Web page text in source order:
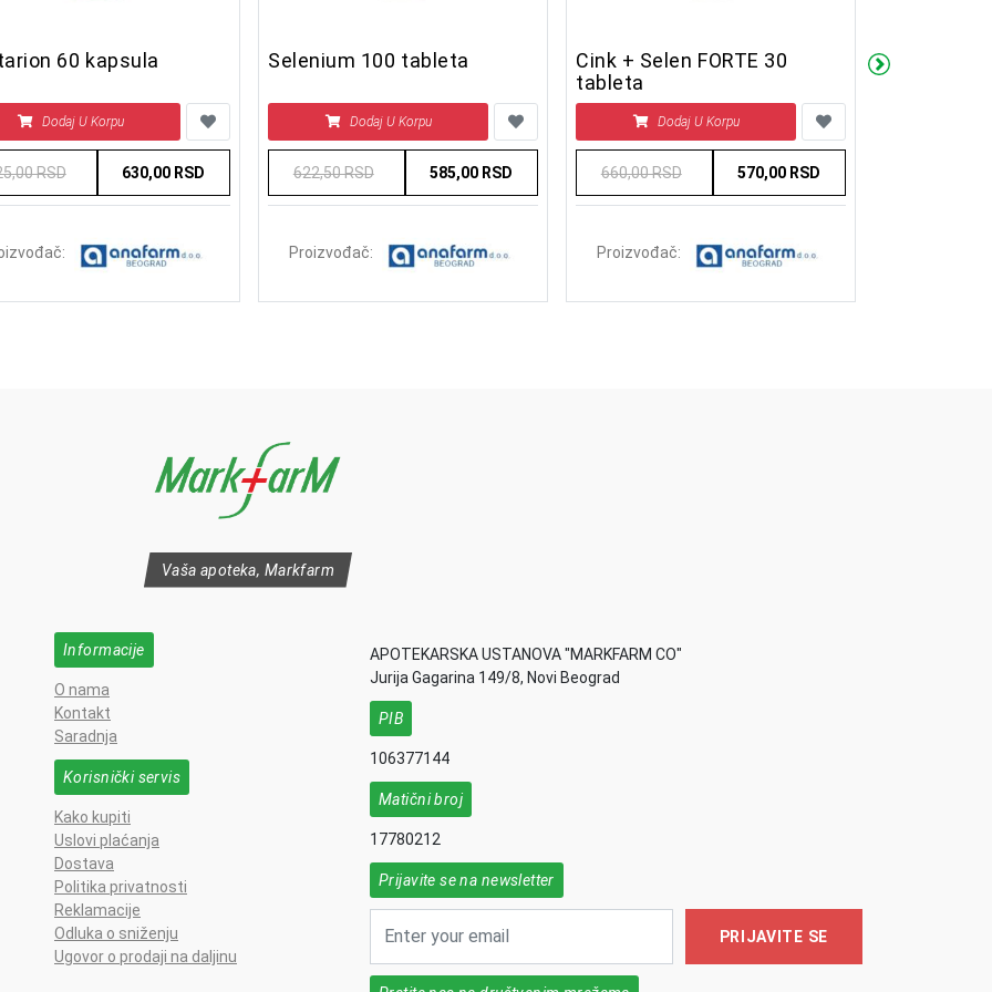
60 kapsula
Dodaj U Korpu
RSD 630,00 RSD
Selenium 100 tableta
Dodaj U Korpu
622,50 RSD 585,00 RSD
Proizvođač:
Cink + Selen FORTE 30
tableta
Dodaj U Korpu
660,00 RSD 570,00 RSD
Proizvođač:
Hrom +
Vaša apoteka, Markfarm
Informacije
O nama
Kontakt
Saradnja
Korisnički servis
Kako kupiti
Uslovi plaćanja
Dostava
Politika privatnosti
Reklamacije
Odluka o sniženju
Ugovor o prodaji na daljinu
APOTEKARSKA USTANOVA "MARKFARM CO"
Jurija Gagarina 149/8, Novi Beograd
PIB
106377144
Matični broj
17780212
Prijavite se na newsletter
PRIJAVITE SE